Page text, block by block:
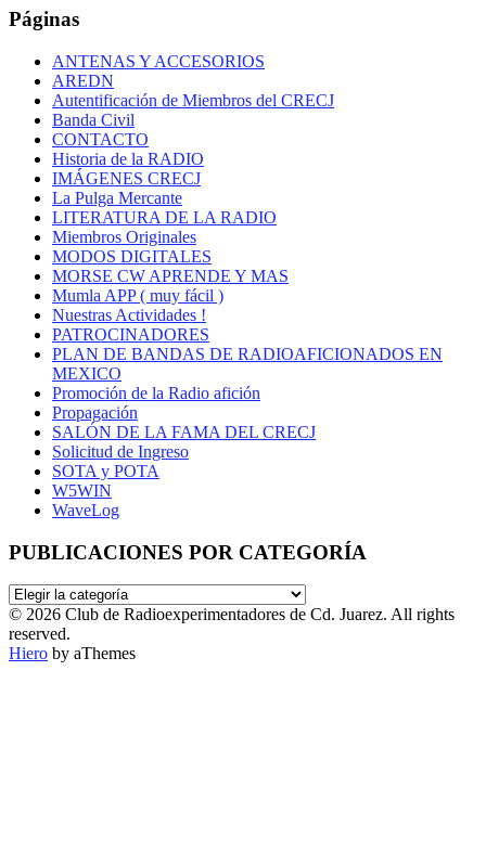
Páginas
ANTENAS Y ACCESORIOS
AREDN
Autentificación de Miembros del CRECJ
Banda Civil
CONTACTO
Historia de la RADIO
IMÁGENES CRECJ
La Pulga Mercante
LITERATURA DE LA RADIO
Miembros Originales
MODOS DIGITALES
MORSE CW APRENDE Y MAS
Mumla APP ( muy fácil )
Nuestras Actividades !
PATROCINADORES
PLAN DE BANDAS DE RADIOAFICIONADOS EN
MEXICO
Promoción de la Radio afición
Propagación
SALÓN DE LA FAMA DEL CRECJ
Solicitud de Ingreso
SOTA y POTA
W5WIN
WaveLog
PUBLICACIONES POR CATEGORÍA
PUBLICACIONES
POR
CATEGORÍA
© 2026 Club de Radioexperimentadores de Cd. Juarez. All rights
reserved.
Hiero by aThemes